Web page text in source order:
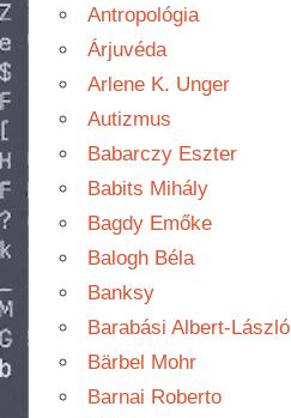
Antropológia
Árjuvéda
Arlene K. Unger
Autizmus
Babarczy Eszter
Babits Mihály
Bagdy Emőke
Balogh Béla
Banksy
Barabási Albert-László
Bärbel Mohr
Barnai Roberto